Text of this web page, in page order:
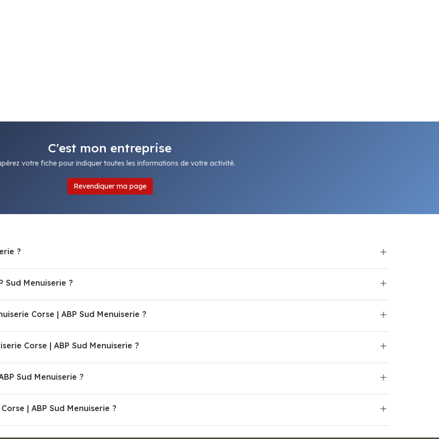
C'est mon entreprise
votre fiche pour indiquer toutes les informations de votre activité.
Revendiquer ma page
?
Sud Menuiserie ?
Corse | ABP Sud Menuiserie ?
Corse | ABP Sud Menuiserie ?
Sud Menuiserie ?
| ABP Sud Menuiserie ?